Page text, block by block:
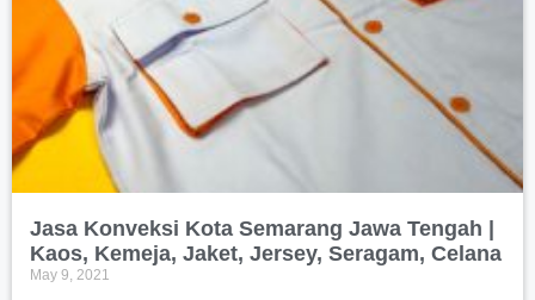
Jasa Konveksi Kota Semarang Jawa Tengah |
Kaos, Kemeja, Jaket, Jersey, Seragam, Celana
May 9, 2021